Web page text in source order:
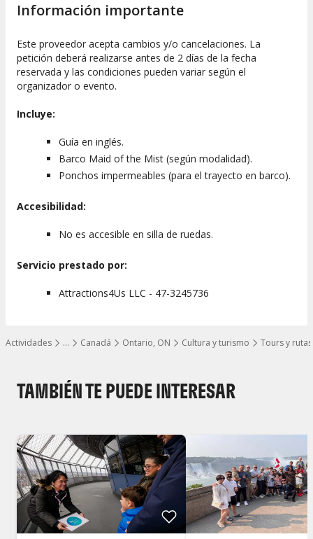
…
Mostrar todos los niveles
Actividades Canadá Ontario, ON Cultura y turismo Tours y rutas
ysentir la fuerza de las aguas de cerca
probable que os mojéis!
Importante: el punto de encuentro se encuentra a 5
minutos a pie de333 Prospect St, Niagara Falls, NY
14303, Estados Unidos(en la entrada del Hard Rock Cafe).
Podéis seguir las señales que encontraréis en el lugar.
sujeto a las condiciones climáticas.
FUEGOS ARTIFICIALES
Si elegís cualquiera de los toursentre mediados de mayo y
mediados de octubre, y siempre que las condiciones
espectáculo de fuegos artificiales de aproximadamente cinco
Información importante
Este proveedor acepta cambios y/o cancelaciones. La
petición deberá realizarse antes de 2 días de la fecha
reservada y las condiciones pueden variar según el
organizador o evento.
Incluye:
Guía en inglés.
Barco Maid of the Mist (según modalidad).
Ponchos impermeables (para el trayecto en barco).
Accesibilidad:
No es accesible en silla de ruedas.
Servicio prestado por:
Attractions4Us LLC - 47-3245736
TAMBIÉN TE PUEDE INTERESAR